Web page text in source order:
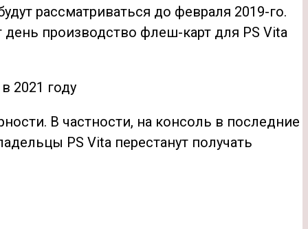
рассматриваться до февраля 2019-го.
день производство флеш-карт для PS Vita
2021 году
В частности, на консоль в последние
PS Vita перестанут получать